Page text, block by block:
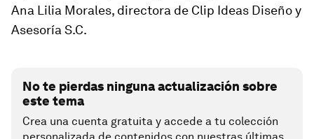
Ana Lilia Morales, directora de Clip Ideas Diseño y
Asesoría S.C.
No te pierdas ninguna actualización sobre
este tema
Crea una cuenta gratuita y accede a tu colección